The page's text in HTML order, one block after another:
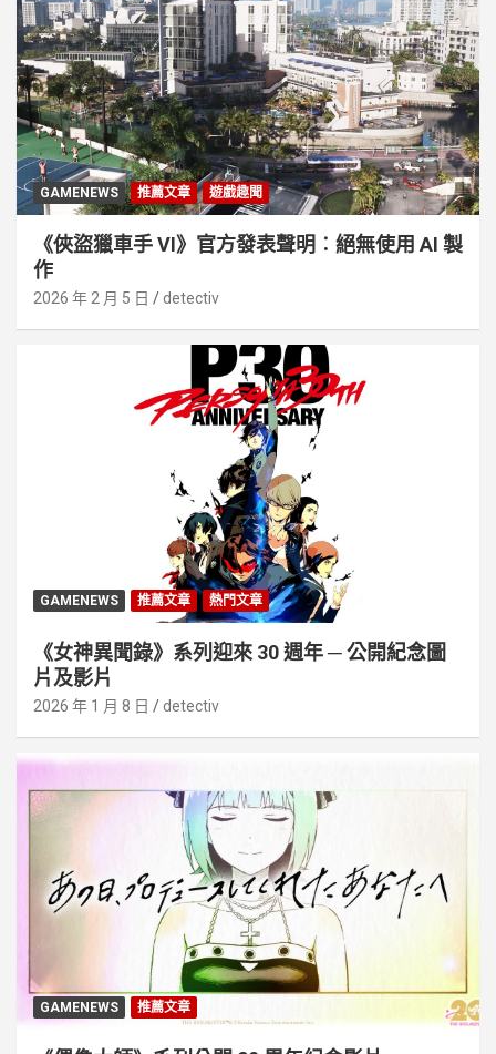
GAMENEWS 推薦文章 遊戲趣聞
《俠盜獵車手 VI》官方發表聲明︰絕無使用 AI 製
作
2026 年 2 月 5 日 detectiv
GAMENEWS 推薦文章 熱門文章
《女神異聞錄》系列迎來 30 週年 ─ 公開紀念圖
片及影片
2026 年 1 月 8 日 detectiv
GAMENEWS 推薦文章